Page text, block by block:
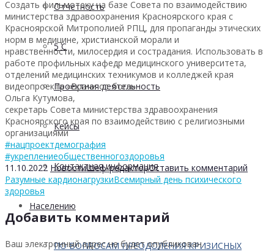
Отчетность
5 С
Проектная деятельность
Кейсы
Контактная информация
Населению
ПО ВОПРОСАМ ПРЕОДОЛЕНИЯ КРИЗИСНЫХ
Создать фильмотеку на базе Совета по взаимодействию
министерства здравоохранения Красноярского края с
Красноярской Митрополией РПЦ, для пропаганды этических
норм в медицине, христианской морали и
нравственности, милосердия и сострадания. Использовать в
работе профильных кафедр медицинского университета,
отделений медицинских техникумов и колледжей края
видеопроекта «Врачи от бога».
Ольга Кутумова,
секретарь Совета министерства здравоохранения
Красноярского края по взаимодействию с религиозными
организациями
#нацпроектдемография
#укреплениеобщественногоздоровья
11.10.2022 НовостиШеф-редакторОставить комментарий
Разумные кардионагрузкиВсемирный день психического
здоровья
Добавить комментарий
Ваш электронный адрес не будет опубликован.